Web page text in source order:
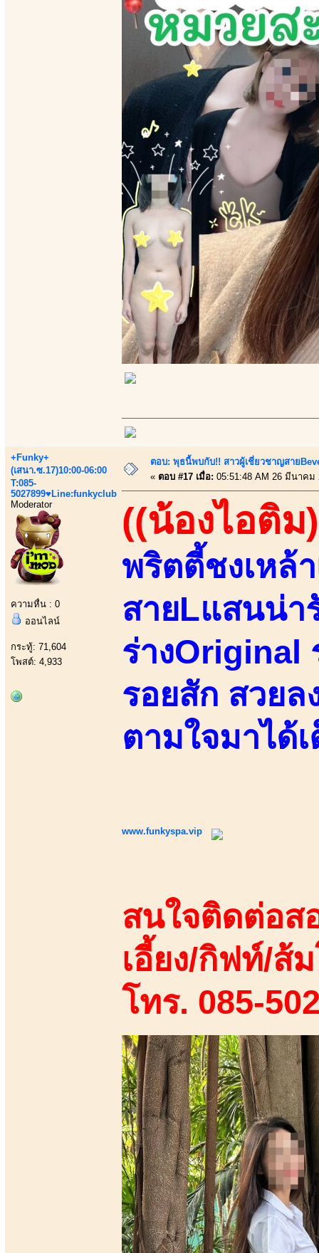
+Funky+
(เสนา.ซ.17)10:00-06:00
T:085-
5027899♥Line:funkyclub
Moderator
ความหื่น : 0
ออนไลน์
กระทู้: 71,604
โพสต์: 4,933
ตอบ: พุธนี้พบกับ!! สาวผู้เชี่ยวชาญสาย
« ตอบ #17 เมื่อ: 05:51:48 AM 26 มีนาคม
((น้องไอติม
พริตตี้ชงเหล้
สายLแสนน่า
ร่างOriginal
รอยสัก สวย
ตามใจมาได้
www.funkyspa.vip
สนใจติดต่อส
เอี้ยง/กิฟท์/ส้
โทร. 085-